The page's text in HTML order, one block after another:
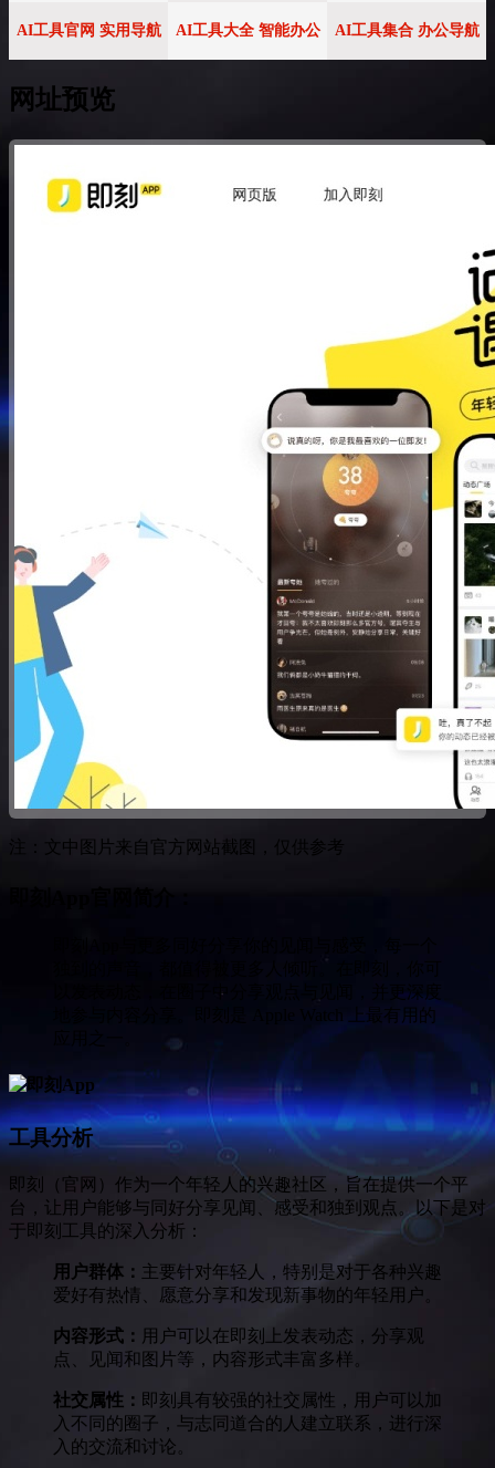
AI工具官网 实用导航 AI工具大全 智能办公 AI工具集合 办公导航
网址预览
注：文中图片来自官方网站截图，仅供参考
以发表动态，在圈子中分享观点与见闻，并更深度
地参与内容分享。即刻是 Apple Watch 上最有用的
工具分析
即刻（官网）作为一个年轻人的兴趣社区，旨在提供一个平
台，让用户能够与同好分享见闻、感受和独到观点。以下是对
于即刻工具的深入分析：
用户群体： 主要针对年轻人，特别是对于各种兴趣
爱好有热情、愿意分享和发现新事物的年轻用户。
内容形式： 用户可以在即刻上发表动态，分享观
点、见闻和图片等，内容形式丰富多样。
社交属性： 即刻具有较强的社交属性，用户可以加
入不同的圈子，与志同道合的人建立联系，进行深
入的交流和讨论。